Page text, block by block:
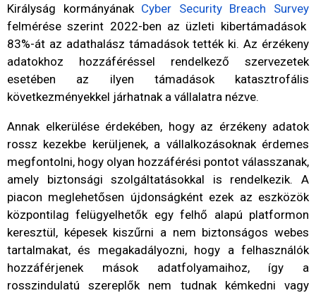
Királyság kormányának Cyber ​​Security Breach Survey
felmérése szerint 2022-ben az üzleti kibertámadások
83%-át az adathalász támadások tették ki. Az érzékeny
adatokhoz hozzáféréssel rendelkező szervezetek
esetében az ilyen támadások katasztrofális
következményekkel járhatnak a vállalatra nézve.
Annak elkerülése érdekében, hogy az érzékeny adatok
rossz kezekbe kerüljenek, a vállalkozásoknak érdemes
megfontolni, hogy olyan hozzáférési pontot válasszanak,
amely biztonsági szolgáltatásokkal is rendelkezik. A
piacon meglehetősen újdonságként ezek az eszközök
központilag felügyelhetők egy felhő alapú platformon
keresztül, képesek kiszűrni a nem biztonságos webes
tartalmakat, és megakadályozni, hogy a felhasználók
hozzáférjenek mások adatfolyamaihoz, így a
rosszindulatú szereplők nem tudnak kémkedni vagy